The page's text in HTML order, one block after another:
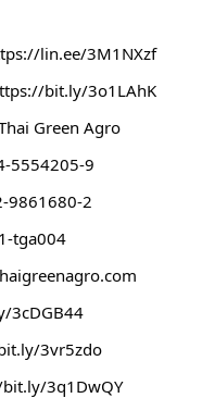
lin.ee/3M1NXzf
bit.ly/3o1LAhK
Green Agro
5554205-9
9861680-2
tga004
3cDGB44
3vr5zdo
3q1DwQY